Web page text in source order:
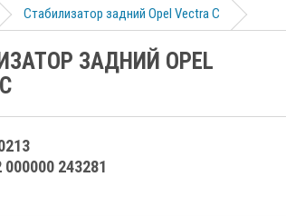
Стабилизатор задний Opel Vectra C
ЗАДНИЙ OPEL
000000 243281